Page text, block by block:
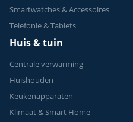
Smartwatches & Accessoires
Telefonie & Tablets
Huis & tuin
Centrale verwarming
Huishouden
Keukenapparaten
Klimaat & Smart Home